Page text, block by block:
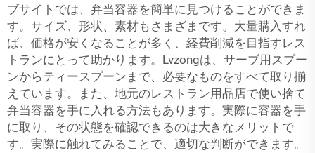
ブサイトでは、弁当容器を簡単に見つけることができま
す。サイズ、形状、素材もさまざまです。大量購入すれ
ば、価格が安くなることが多く、経費削減を目指すレス
トランにとって助かります。Lvzongは、サーブ用スプー
ンからティースプーンまで、必要なものをすべて取り揃
えています。また、地元のレストラン用品店で使い捨て
弁当容器を手に入れる方法もあります。実際に容器を手
に取り、その状態を確認できるのは大きなメリットで
す。実際に触れてみることで、適切な判断ができます。